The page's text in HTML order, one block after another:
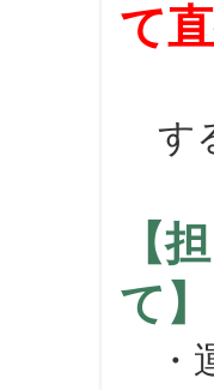
て
（
す
【
て】
・